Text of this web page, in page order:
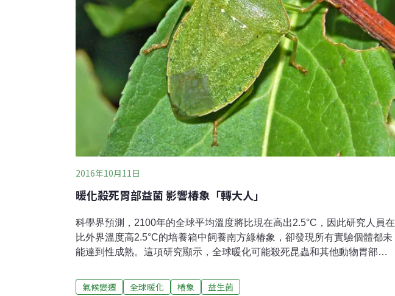
2016年10月11日
暖化殺死胃部益菌 影響椿象「轉大人」
科學界預測，2100年的全球平均溫度將比現在高出2.5°C，因此研究人員在
比外界溫度高2.5°C的培養箱中飼養南方綠椿象，卻發現所有實驗個體都未
能達到性成熟。這項研究顯示，全球暖化可能殺死昆蟲和其他動物胃部的
比現在高2.5°C，研究人員在比外界溫度高2.5°C的培養箱中飼養南方綠椿
氣候變遷 全球暖化 椿象 益生菌